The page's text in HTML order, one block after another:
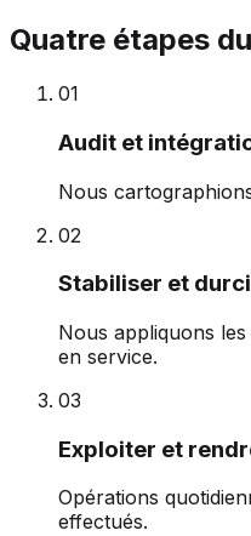
Quatre étapes
01
Audit et
Nous
02
Stabiliser et
Nous appliquons
en service.
03
Exploiter et
Opérations
effectués.